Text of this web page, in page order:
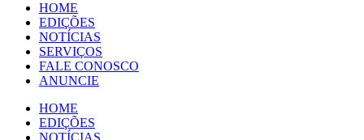
HOME
EDIÇÕES
NOTÍCIAS
SERVIÇOS
FALE CONOSCO
ANUNCIE
HOME
EDIÇÕES